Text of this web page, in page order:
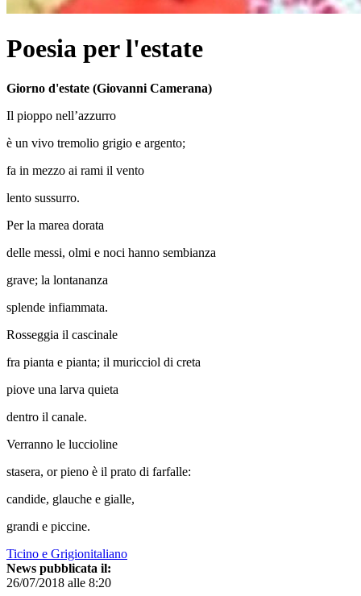
Poesia per l'estate
Giorno d'estate (Giovanni Camerana)
Il pioppo nell’azzurro
è un vivo tremolio grigio e argento;
fa in mezzo ai rami il vento
lento sussurro.
Per la marea dorata
delle messi, olmi e noci hanno sembianza
grave; la lontananza
splende infiammata.
Rosseggia il cascinale
fra pianta e pianta; il muricciol di creta
piove una larva quieta
dentro il canale.
Verranno le luccioline
stasera, or pieno è il prato di farfalle:
candide, glauche e gialle,
grandi e piccine.
Ticino e Grigionitaliano
News pubblicata il:
26/07/2018 alle 8:20